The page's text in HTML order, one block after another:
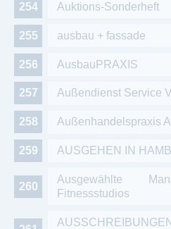
Auktions-Sonderheft
ausbau + fassade
AusbauPRAXIS
Außendienst Service
Außenhandelspraxis
AUSGEHEN IN
Ausgewählte
Fitnessstudios